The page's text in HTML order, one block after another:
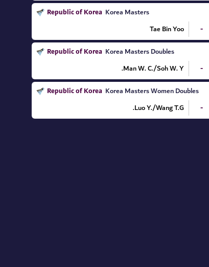
Republic of Korea Korea Masters
Tae Bin Yoo
-
Republic of Korea Korea Masters Doubles
Man W. C./Soh W. Y.
-
Republic of Korea Korea Masters Women Doubles
Luo Y./Wang T.G.
-